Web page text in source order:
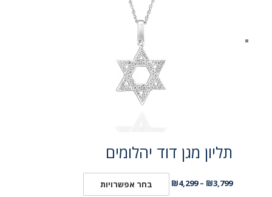
תליון מגן דוד יהלומים
₪3,799
–
₪4,299 בחר אפשרויות